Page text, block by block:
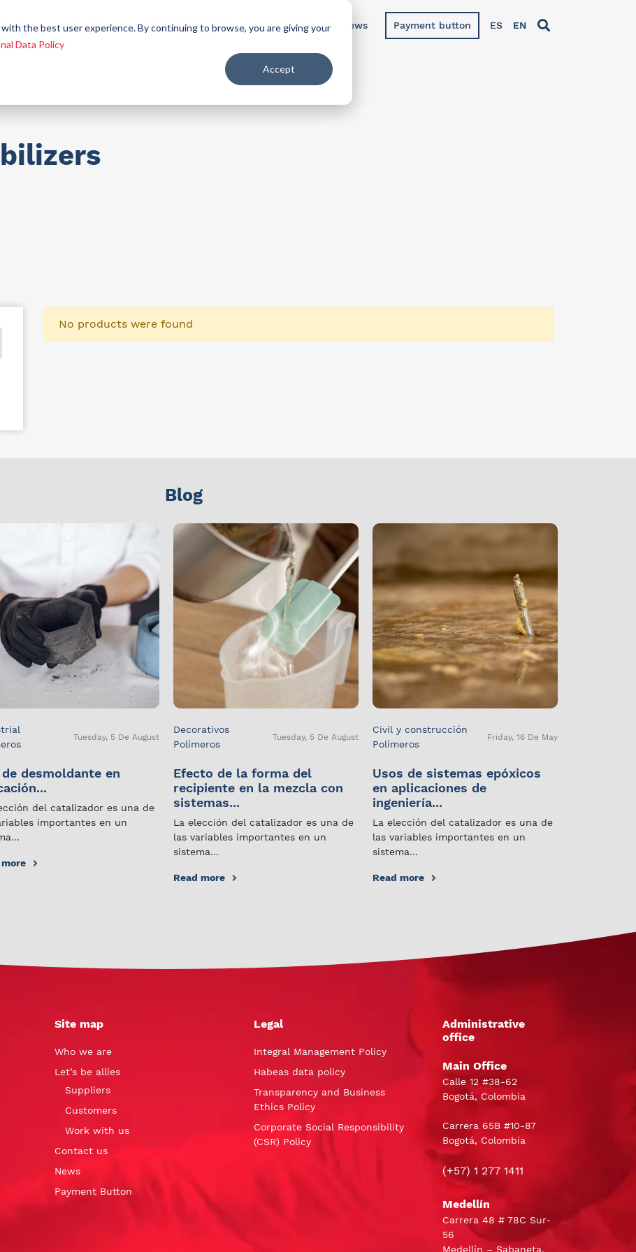
the best user experience. By continuing to browse, you are giving your
Data Policy
Accept
are
allies
markets
us
News Payment button ES EN
No products were found
Blog
Tuesday, 5 De August
de desmoldante en
del catalizador es una de
importantes en un
more
Decorativos
Polímeros
Tuesday, 5 De August
Efecto de la forma del
recipiente en la mezcla con
sistemas...
La elección del catalizador es una de
las variables importantes en un
sistema...
Read more
Civil y construcción
Polímeros
Friday, 16 De May
Usos de sistemas epóxicos
en aplicaciones de
ingeniería...
La elección del catalizador es una de
las variables importantes en un
sistema...
Read more
Site map
Who we are
Let’s be allies
Suppliers
Customers
Work with us
Contact us
News
Payment Button
Legal
Integral Management Policy
Habeas data policy
Transparency and Business
Ethics Policy
Corporate Social Responsibility
(CSR) Policy
Administrative
office
Main Office
Calle 12 #38-62
Bogotá, Colombia
Carrera 65B #10-87
Bogotá, Colombia
(+57) 1 277 1411
Medellín
Carrera 48 # 78C Sur-
56
Medellín – Sabaneta,